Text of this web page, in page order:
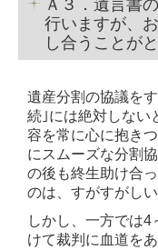
Q4．相続人
Q5．遺言書
Q6．財産評価額
生前対策Q＆A
Q7．成年後見制度
Q8．財産の分配
Ａ３．遺言書
行いますが、
し合うことが
遺産分割の協議を
続｣には絶対しない
容を常に心に抱き
にスムーズな分割
の後も終生助け合
のは、すがすがしい
しかし、一方では
けて裁判に血道を